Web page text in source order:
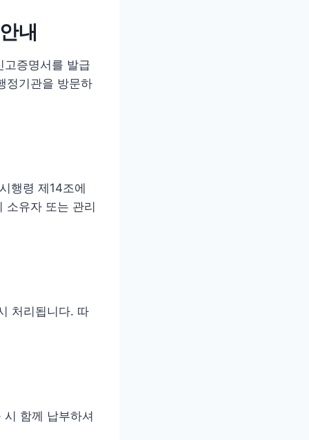
내
증명서를 발급
정기관을 방문하
행령 제14조에
소유자 또는 관리
처리됩니다. 따
함께 납부하셔